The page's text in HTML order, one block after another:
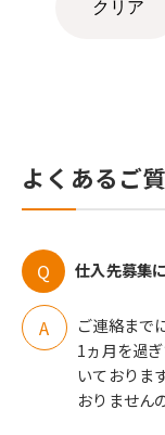
よくあるご
仕入先募集
ご連絡まで
1ヵ月を過
いておりま
おりません